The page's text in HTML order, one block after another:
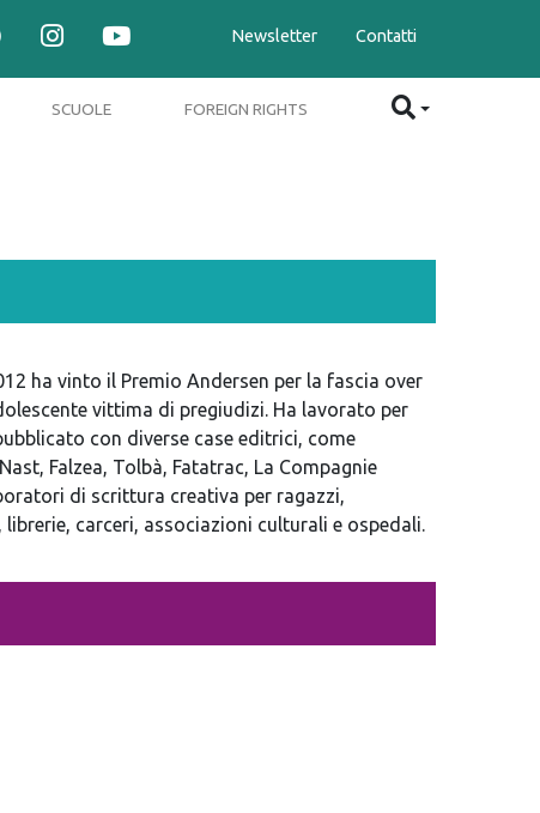
Newsletter Contatti
SCUOLE FOREIGN RIGHTS
ha vinto il Premio Andersen per la fascia over
vittima di pregiudizi. Ha lavorato per
con diverse case editrici, come
Falzea, Tolbà, Fatatrac, La Compagnie
di scrittura creativa per ragazzi,
carceri, associazioni culturali e ospedali.